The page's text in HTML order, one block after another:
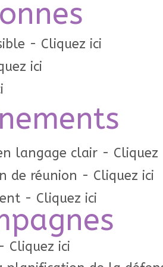
- Cliquez ici
ici
langage clair - Cliquez
de réunion - Cliquez ici
- Cliquez ici
Cliquez ici